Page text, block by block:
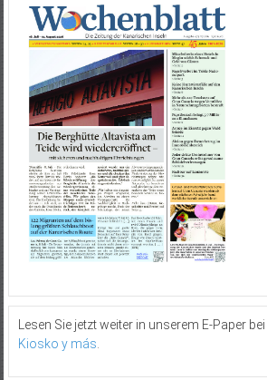
Lesen Sie jetzt weiter in unserem E-Paper bei
Kiosko y más